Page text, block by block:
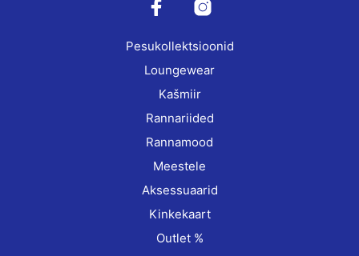
chosen
the
product
Pesukollektsioonid
Loungewear
Kašmiir
Rannariided
Rannamood
Meestele
Aksessuaarid
Kinkekaart
Outlet %